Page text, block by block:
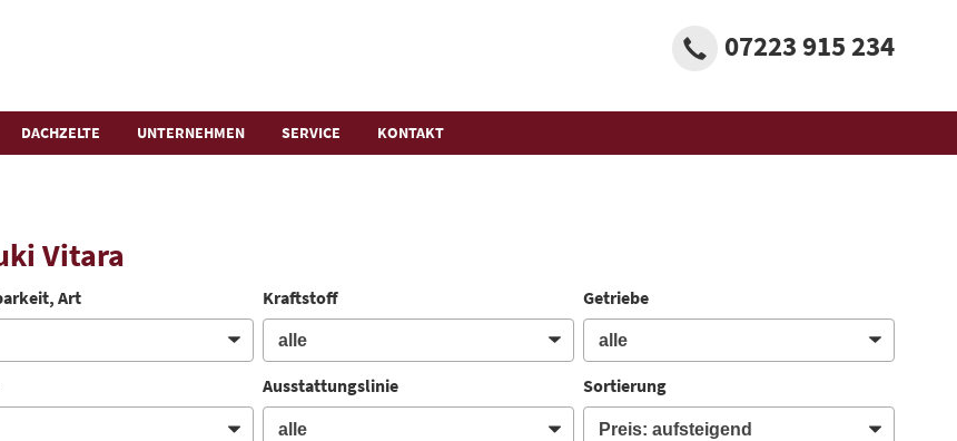
07223 915 234
DACHZELTE UNTERNEHMEN SERVICE KONTAKT
Vitara
Art Kraftstoff Getriebe
Ausstattungslinie Sortierung